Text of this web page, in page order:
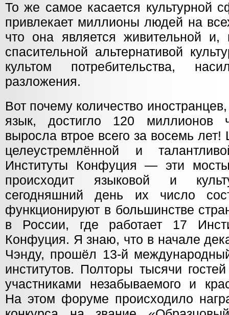
То же самое касается культурной
привлекает миллионы людей на
что она является живительной
спасительной альтернативой
культом потребительства,
разложения.
Вот почему количество
язык, достигло 120 миллионов
выросла втрое всего за восемь
целеустремлённой и
Институты Конфуция — эти
происходит языковой и
сегодняшний день их число
функционируют в большинстве
в России, где работает 17
Конфуция. Я знаю, что в начале
Чэнду, прошёл 13-й
институтов. Полторы тысячи
участниками незабываемого и
На этом форуме происходило